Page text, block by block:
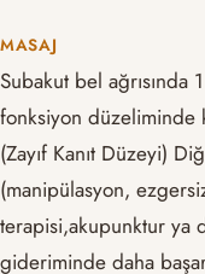
MASAJ
Subakut bel ağrısında
fonksiyon düzeliminde
(Zayıf Kanıt Düzeyi)
(manipülasyon,
terapisi,akupunktur ya
gideriminde daha